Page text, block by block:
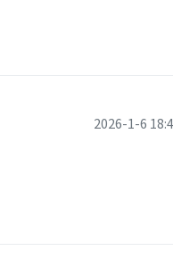
2026-1-6